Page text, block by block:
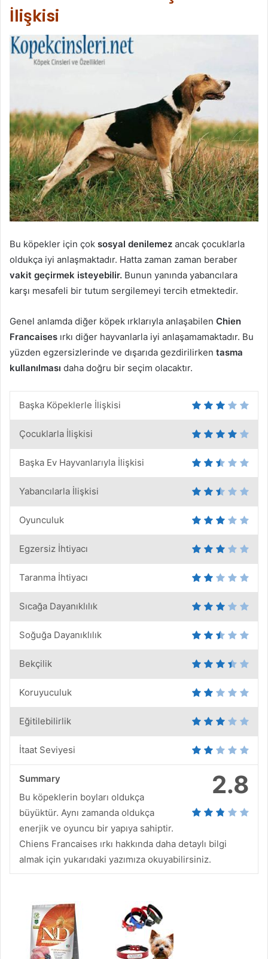
İlişkisi
Bu köpekler için çok sosyal denilemez ancak çocuklarla
oldukça iyi anlaşmaktadır. Hatta zaman zaman beraber
vakit geçirmek isteyebilir. Bunun yanında yabancılara
karşı mesafeli bir tutum sergilemeyi tercih etmektedir.
Genel anlamda diğer köpek ırklarıyla anlaşabilen Chien
Francaises ırkı diğer hayvanlarla iyi anlaşamamaktadır. Bu
yüzden egzersizlerinde ve dışarıda gezdirilirken tasma
kullanılması daha doğru bir seçim olacaktır.
Başka Köpeklerle İlişkisi
Çocuklarla İlişkisi
Başka Ev Hayvanlarıyla İlişkisi
Yabancılarla İlişkisi
Oyunculuk
Egzersiz İhtiyacı
Taranma İhtiyacı
Sıcağa Dayanıklılık
Soğuğa Dayanıklılık
Bekçilik
Koruyuculuk
Eğitilebilirlik
İtaat Seviyesi
2.8
Summary
Bu köpeklerin boyları oldukça
büyüktür. Aynı zamanda oldukça
enerjik ve oyuncu bir yapıya sahiptir.
Chiens Francaises ırkı hakkında daha detaylı bilgi
almak için yukarıdaki yazımıza okuyabilirsiniz.